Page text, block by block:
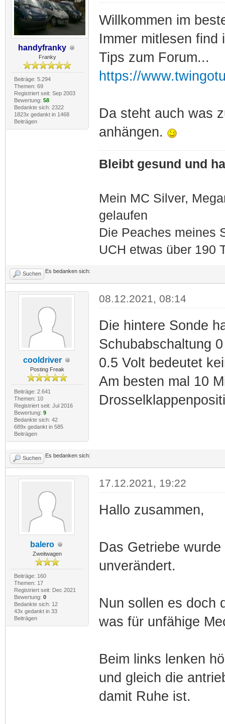
handyfranky
Franky
Beiträge: 5.294
Themen: 69
Registriert seit: Sep 2003
Bewertung: 58
Bedankte sich: 2322
1823x gedankt in 1468
Beiträgen
Willkommen im
Immer mitlesen find
Tips zum Forum...
https://
Da steht auch was
anhängen.
Bleibt gesund und
Mein MC Silver,
gelaufen
Die Peaches meines
UCH etwas über 190
Suchen Es bedanken sich:
cooldriver
Posting Freak
Beiträge: 2.641
Themen: 10
Registriert seit: Jul 2016
Bewertung: 9
Bedankte sich: 42
689x gedankt in 585
Beiträgen
08.12.2021, 08:14
Die hintere Sonde
Schubabschaltung
0.5 Volt bedeutet
Am besten mal 10
Suchen Es bedanken sich:
balero
Zweitwagen
Beiträge: 160
Themen: 17
Registriert seit: Dec 2021
Bewertung: 0
Bedankte sich: 12
43x gedankt in 33
Beiträgen
17.12.2021, 19:22
Hallo zusammen,
Das Getriebe
unverändert.
Nun sollen es doch
was für unfähige
Beim links lenken
und gleich die
damit Ruhe ist.